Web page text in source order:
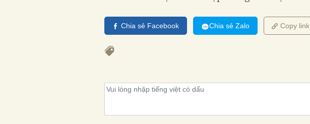
Chia sẻ Facebook Chia sẻ Zalo Copy link